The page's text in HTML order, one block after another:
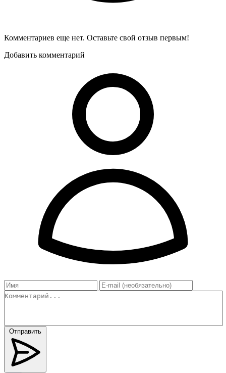
Комментариев еще нет. Оставьте свой отзыв первым!
Добавить комментарий
Отправить